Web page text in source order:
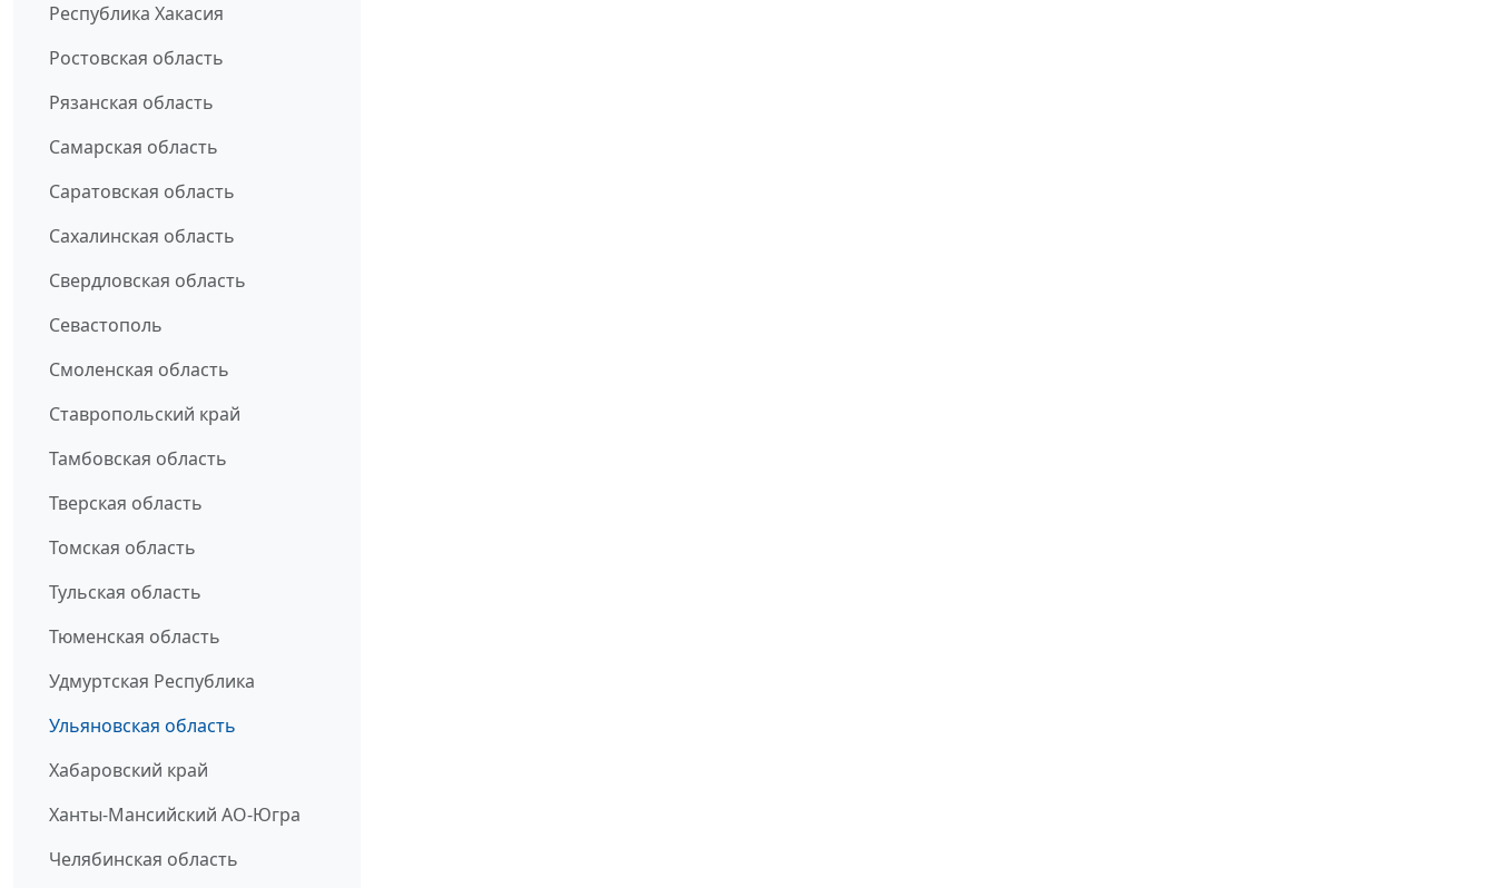
Республика Хакасия
Ростовская область
Рязанская область
Самарская область
Саратовская область
Сахалинская область
Свердловская область
Севастополь
Смоленская область
Ставропольский край
Тамбовская область
Тверская область
Томская область
Тульская область
Тюменская область
Удмуртская Республика
Ульяновская область
Хабаровский край
Ханты-Мансийский АО-Югра
Челябинская область